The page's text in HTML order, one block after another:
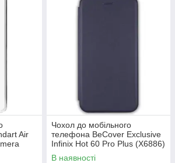
Air
Чохол до мобільного
телефона BeCover Exclusive
Infinix Hot 60 Pro Plus (X6886)
Deep Blue (714717)
В наявності